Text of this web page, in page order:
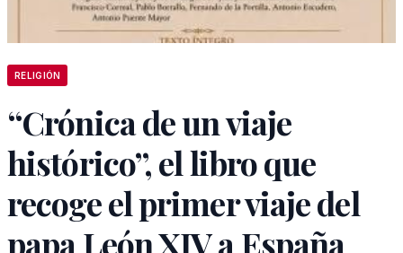
RELIGIÓN
“Crónica de un viaje
histórico”, el libro que
recoge el primer viaje del
papa León XIV a España